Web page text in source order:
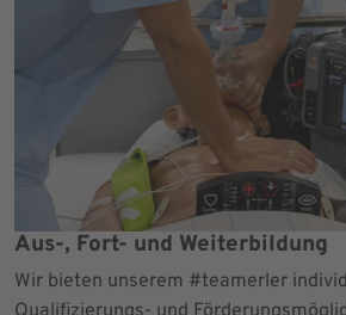
Aus-, Fort- und Weiterbildung
Wir bieten unserem #teamerler